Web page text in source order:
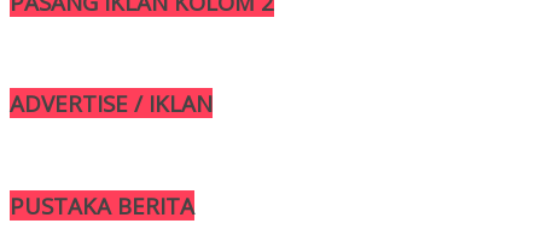
ADVERTISE / IKLAN
PUSTAKA BERITA